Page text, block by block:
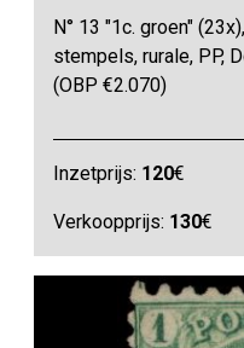
N° 13 "1c. groen"
stempels, rurale, PP,
(OBP €2.070)
Inzetprijs: 120€
Verkoopprijs: 130€